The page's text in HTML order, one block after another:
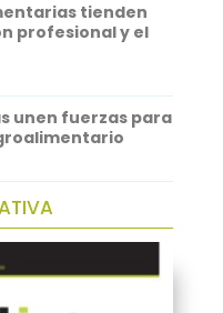
tienden
profesional y el
unen fuerzas para